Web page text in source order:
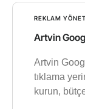
REKLAM
Artvin
Artvin
tıklama
kurun,